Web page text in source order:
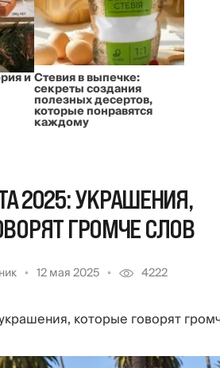
иСтевия в выпечке:
секреты создания
полезных десертов,
которые понравятся
каждому
2025: УКРАШЕНИЯ,
ГРОМЧЕ СЛОВ
12 мая 2025 4222